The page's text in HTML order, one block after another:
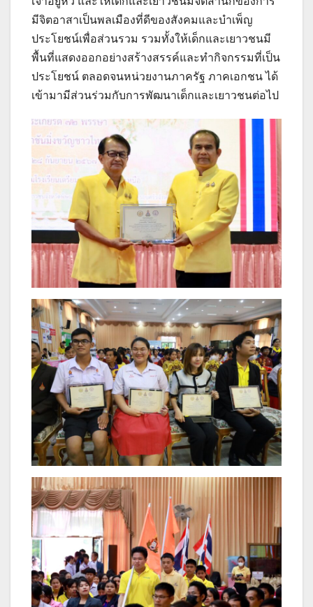
มีจิตอาสาเป็นพลเมืองที่ดีของสังคมและบำเพ็ญ
ประโยชน์เพื่อส่วนรวม รวมทั้งให้เด็กและเยาวชนมี
พื้นที่แสดงออกอย่างสร้างสรรค์และทำกิจกรรมที่เป็น
ประโยชน์ ตลอดจนหน่วยงานภาครัฐ ภาคเอกชน ได้
เข้ามามีส่วนร่วมกับการพัฒนาเด็กและเยาวชนต่อไป